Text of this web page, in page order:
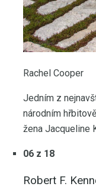
Rachel Cooper
Jedním z
národním
žena Jacqueline
06 z 18
Robert F.